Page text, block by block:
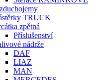
TRUCK
zpětná
Příslušenství
nádrže
DAF
LIAZ
MAN